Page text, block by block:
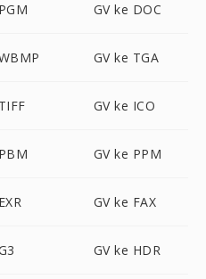
GV ke DOC
GV ke TGA
GV ke ICO
GV ke PPM
GV ke FAX
GV ke HDR